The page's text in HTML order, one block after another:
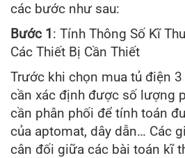
các bước như sau:
Bước 1 : Tính Thông Số Kĩ
Các Thiết Bị Cần Thiết
Trước khi chọn mua tủ điện
cần xác định được số lượng
cần phân phối để tính toán
của aptomat, dây dẫn… Các
cân đối giữa các bài toán kĩ